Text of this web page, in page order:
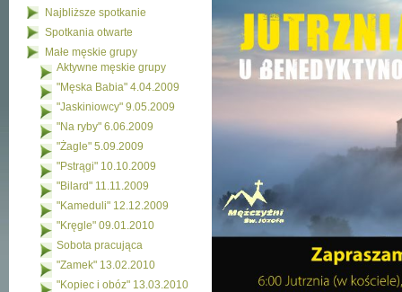
Najbliższe spotkanie
Spotkania otwarte
Małe męskie grupy
Aktywne męskie grupy
"Męska Babia" 4.04.2009
"Jaskiniowcy" 9.05.2009
"Na ryby" 6.06.2009
"Żagle" 5.09.2009
"Pstrągi" 10.10.2009
"Bilard" 11.11.2009
"Kameduli" 12.12.2009
"Kręgle" 09.01.2010
Sobota pracująca
"Zamek" 13.02.2010
"Kopiec i obóz" 13.03.2010